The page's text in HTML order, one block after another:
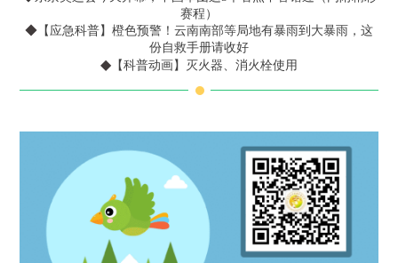
赛程）
◆ 【应急科普】橙色预警！云南南部等局地有暴雨到大暴雨，这
份自救手册请收好
◆ 【科普动画】灭火器、消火栓使用